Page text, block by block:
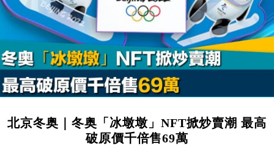
16:05
財經｜日經失守6.5萬點後回穩 全周仍升近2%
15:47
財經｜恒隆10月換帥 玩具「反」斗城亞洲CEO蔡德
粦接任
15:11
財經｜韓股反覆波動收跌 連挫7周創逾3年最長跌勢
13:44
財經｜內地7月美元計價出口增近24%勝預期 貿易順
12:44
財經｜日本春季三度入市撐日圓 4月單日斥6.28萬億
日圓干預創新高
北京冬奥｜冬奥「冰墩墩」NFT掀炒賣潮 最高
破原價千倍售69萬